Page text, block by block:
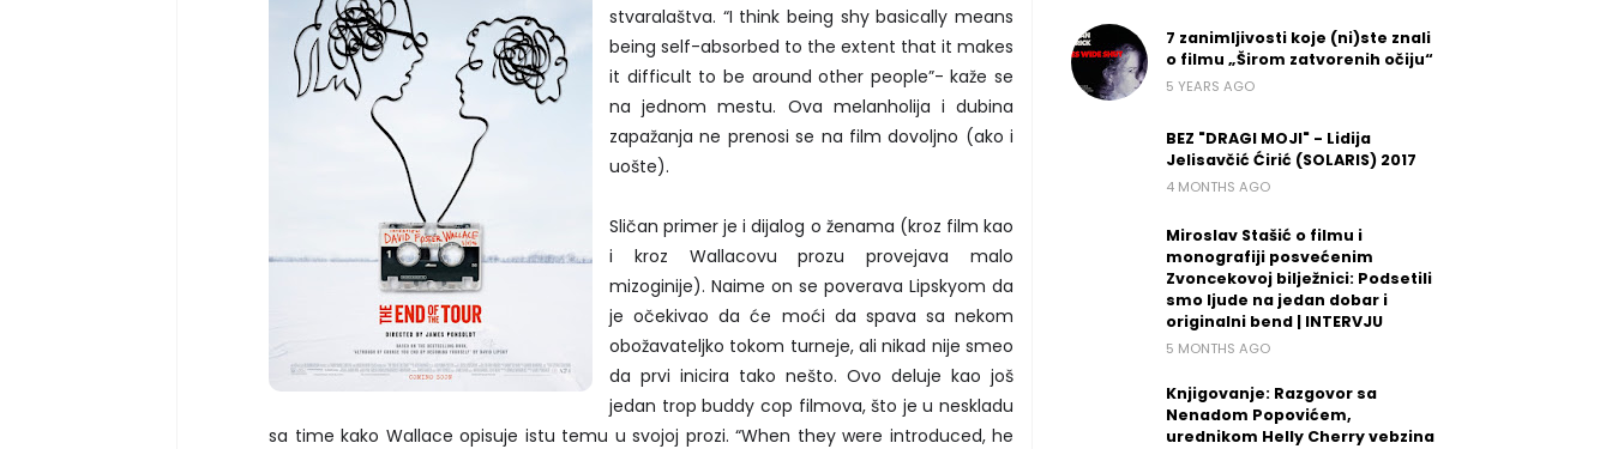
stvaralaštva. “I think being shy basically means
being self-absorbed to the extent that it makes
it difficult to be around other people”- kaže se
na jednom mestu. Ova melanholija i dubina
zapažanja ne prenosi se na film dovoljno (ako i
uošte).
Sličan primer je i dijalog o ženama (kroz film kao
i kroz Wallacovu prozu provejava malo
mizoginije). Naime on se poverava Lipskyom da
je očekivao da će moći da spava sa nekom
obožavateljko tokom turneje, ali nikad nije smeo
da prvi inicira tako nešto. Ovo deluje kao još
jedan trop buddy cop filmova, što je u neskladu
sa time kako Wallace opisuje istu temu u svojoj prozi. “When they were introduced, he
7 zanimljivosti koje (ni)ste znali
o filmu „Širom zatvorenih očiju“
5 YEARS AGO
BEZ "DRAGI MOJI" - Lidija
Jelisavčić Ćirić (SOLARIS) 2017
4 MONTHS AGO
Miroslav Stašić o filmu i
monografiji posvećenim
Zvoncekovoj bilježnici: Podsetili
smo ljude na jedan dobar i
originalni bend | INTERVJU
5 MONTHS AGO
Knjigovanje: Razgovor sa
Nenadom Popovićem,
urednikom Helly Cherry vebzina